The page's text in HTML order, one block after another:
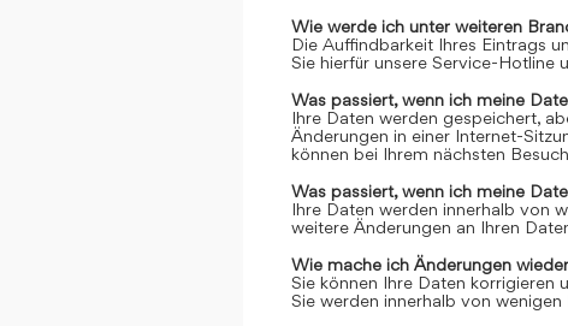
Wie werde ich unter weiteren
Die Auffindbarkeit Ihres Eintrags
Sie hierfür unsere Service-Hotline
Was passiert, wenn ich meine
Ihre Daten werden gespeichert,
Änderungen in einer Internet-
können bei Ihrem nächsten
Was passiert, wenn ich meine
Ihre Daten werden innerhalb von
weitere Änderungen an Ihren
Wie mache ich Änderungen
Sie können Ihre Daten korrigieren
Sie werden innerhalb von